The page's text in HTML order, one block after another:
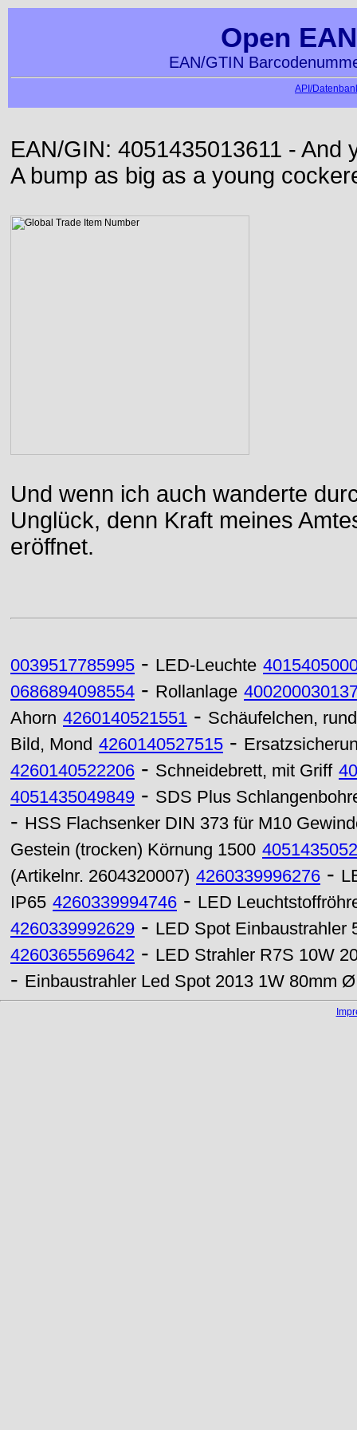
Open
EAN/GTIN
API/
EAN/GIN: 4051435013611 -
A bump as big as a young
Und wenn ich auch wanderte
Unglück, denn Kraft meines
eröffnet.
0039517785995 - LED-Leuchte
0686894098554 - Rollanlage
Ahorn 4260140521551 - Schäufelchen,
Bild, Mond 4260140527515 -
4260140522206 - Schneidebrett, mit Griff
4051435049849 - SDS Plus
- HSS Flachsenker DIN 373 für M10
Gestein (trocken) Körnung 1500
(Artikelnr. 2604320007) 4260339996276 -
IP65 4260339994746 - LED
4260339992629 - LED Spot Einbaustrahler
4260365569642 - LED Strahler R7S 10W
- Einbaustrahler Led Spot 2013 1W 80mm